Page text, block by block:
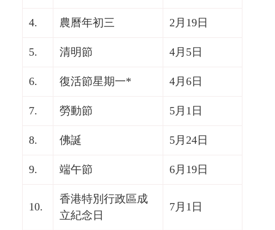
4. 農曆年初三 2月19日
5. 清明節 4月5日
6. 復活節星期一* 4月6日
7. 勞動節 5月1日
8. 佛誕 5月24日
9. 端午節 6月19日
10.
香港特別行政區成
立紀念日
7月1日